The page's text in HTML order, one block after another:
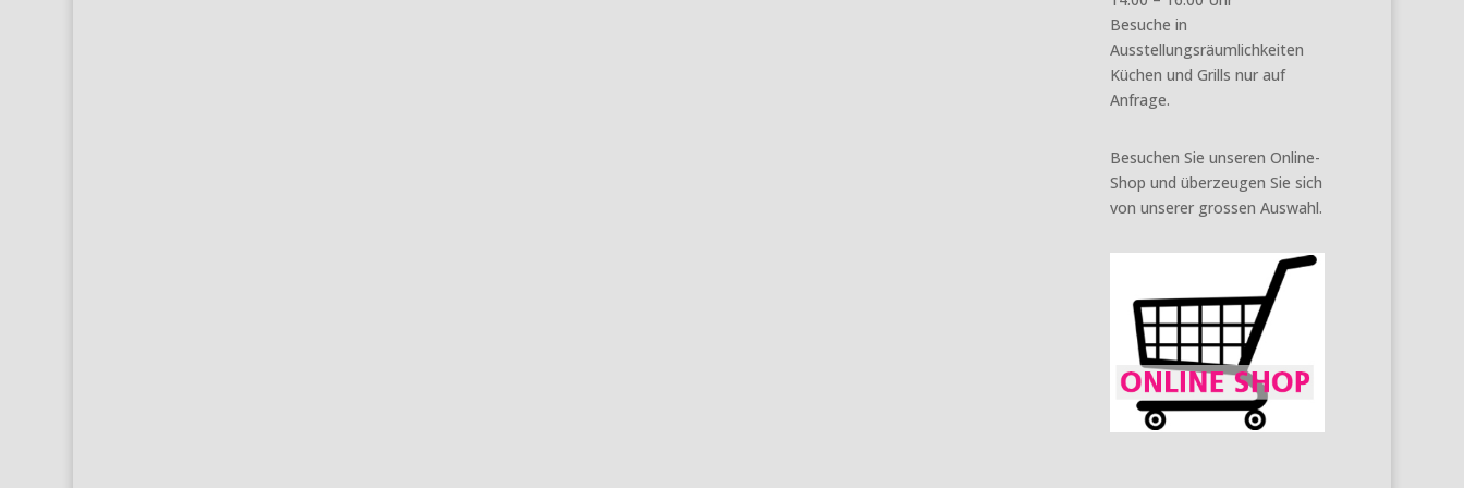
Besuche in
Ausstellungsräumlichkeiten
Küchen und Grills nur auf
Anfrage.
Besuchen Sie unseren Online-
Shop und überzeugen Sie sich
von unserer grossen Auswahl.